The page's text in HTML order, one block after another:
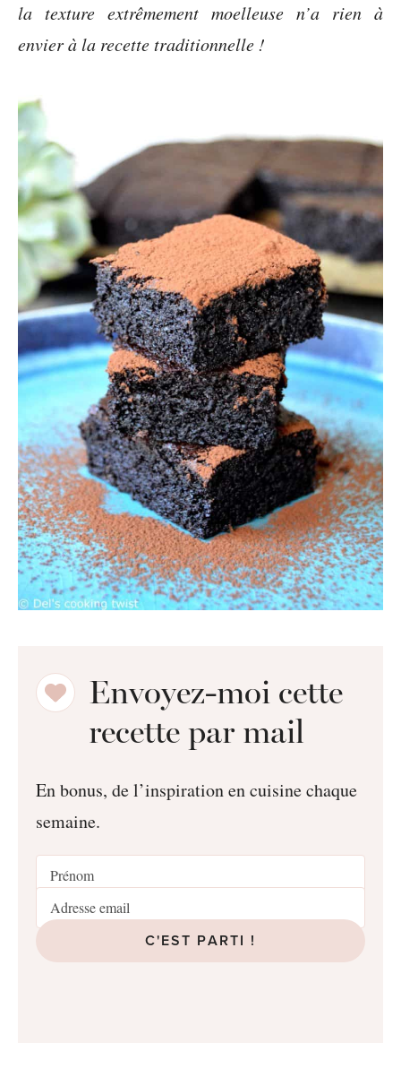
la texture extrêmement moelleuse n’a rien à
envier à la recette traditionnelle !
Envoyez-moi cette
recette par mail
En bonus, de l’inspiration en cuisine chaque
semaine.
C'EST PARTI !